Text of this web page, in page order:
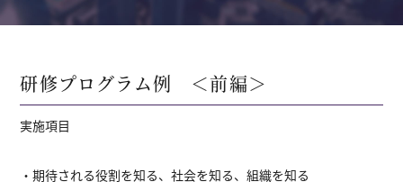
研修プログラム例 ＜前編＞
実施項目
・期待される役割を知る、社会を知る、組織を知る